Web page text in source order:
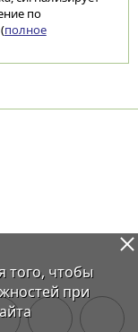
по
полное
того, чтобы
при